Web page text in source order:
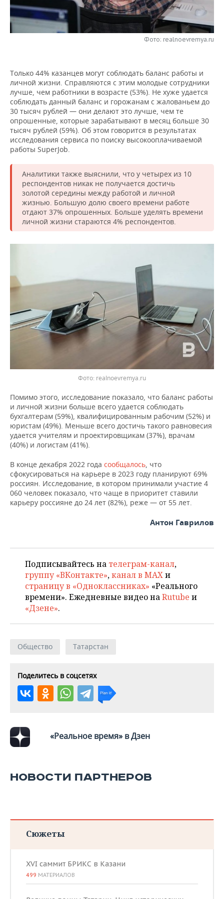
НЕФТЕХИМИЯ
НЕФТЬ
ЭНЕРГЕТИКА
РОЗНИЧНАЯ ТОРГОВЛЯ
НОВОСТИ ТЕХНОЛОГИЙ
ТЕЛЕКОММУНИКАЦИИ
МЕРОПРИЯТИЯ
БИЗНЕС-БРАНЧИ
ONLINE-КОНФЕРЕНЦИИ
ОТКРЫТАЯ ЛЕКЦИЯ
ФУТБОЛ
ХОККЕЙ
БАСКЕТБОЛ
КИБЕРСПОРТ
ФИГУРНОЕ КАТАНИЕ
ВОДНЫЕ ВИДЫ СПОРТА
НОВОСТИ ОБЩЕСТВА
ВЛАСТЬ
ИНФРАСТРУКТУРА
КУЛЬТУРА
МЕДИЦИНА
ОБРАЗОВАНИЕ
ФОТОГАЛЕРЕЯ
СЮЖЕТЫ
СПРАВОЧНИК
СПИСОК КОМПАНИЙ
Фото: realnoevremya.ru
Только 44% казанцев могут соблюдать баланс работы и
личной жизни. Справляются с этим молодые сотрудники
лучше, чем работники в возрасте (53%). Не хуже удается
соблюдать данный баланс и горожанам с жалованьем до
30 тысяч рублей — они делают это лучше, чем те
опрошенные, которые зарабатывают в месяц больше 30
тысяч рублей (59%). Об этом говорится в результатах
исследования сервиса по поиску высокооплачиваемой
работы SuperJob.
Аналитики также выяснили, что у четырех из 10
респондентов никак не получается достичь
золотой середины между работой и личной
жизнью. Большую долю своего времени работе
отдают 37% опрошенных. Больше уделять времени
личной жизни стараются 4% респондентов.
Фото: realnoevremya.ru
Помимо этого, исследование показало, что баланс работы
и личной жизни больше всего удается соблюдать
бухгалтерам (59%), квалифицированным рабочим (52%) и
юристам (49%). Меньше всего достичь такого равновесия
удается учителям и проектировщикам (37%), врачам
(40%) и логистам (41%).
В конце декабря 2022 года сообщалось, что
сфокусироваться на карьере в 2023 году планируют 69%
россиян. Исследование, в котором принимали участие 4
060 человек показало, что чаще в приоритет ставили
карьеру россияне до 24 лет (82%), реже — от 55 лет.
Антон Гаврилов
Подписывайтесь на телеграм-канал,
группу «ВКонтакте»,канал в MAXи
страницу в «Одноклассниках» «Реального
времени». Ежедневные видео наRutube и
«Дзене».
Общество Татарстан
Поделитесь в соцсетях
«Реальное время» в Дзен
НОВОСТИ ПАРТНЕРОВ
Сюжеты
XVI саммит БРИКС в Казани
499 МАТЕРИАЛОВ